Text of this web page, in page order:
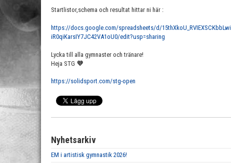
https://solidsport.com/stg-open
Startlistor,schema och resultat hittar ni här :
https://docs.google.com/spreadsheets/d/15thXkoU_RVIEXSCKbbLwi
iR0qiKarsIY7JC42VA1oU0/edit?usp=sharing
Lycka till alla gymnaster och tränare!
Heja STG 💜
Nyhetsarkiv
EM i artistisk gymnastik 2026!